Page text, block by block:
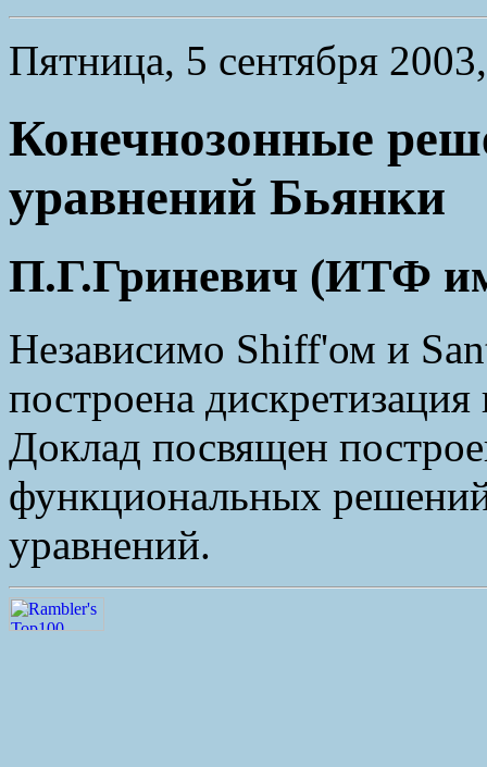
Пятница, 5 сентября
Конечнозонные
уравнений Бьянки
П.Г.Гриневич (ИТФ
Независимо Shiff'ом и
построена
Доклад посвящен
функциональных
уравнений.